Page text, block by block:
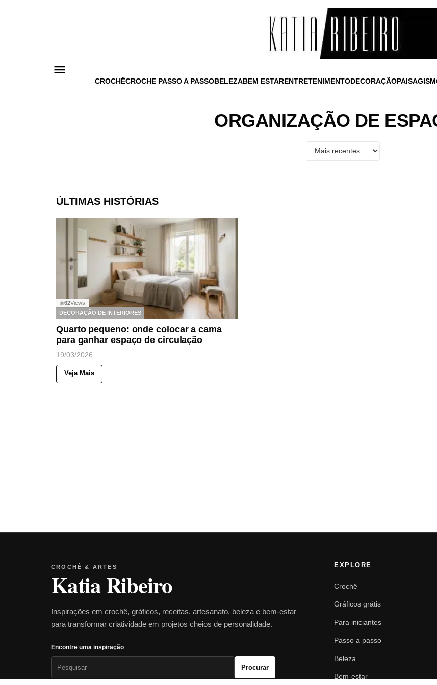
CROCHÊCROCHE PASSO A PASSOBELEZABEM ESTARENTRETENIMENTODECORAÇÃO
ORGANIZAÇÃO DE
ÚLTIMAS HISTÓRIAS
◉62Views
DECORAÇÃO DE INTERIORES
Quarto pequeno: onde colocar a cama
para ganhar espaço de circulação
19/03/2026
Veja Mais
CROCHÊ & ARTES
Katia Ribeiro
Inspirações em crochê, gráficos, receitas, artesanato, beleza e bem-estar
para transformar criatividade em projetos cheios de personalidade.
Encontre uma inspiração
Procurar
EXPLORE
Crochê
Gráficos grátis
Para iniciantes
Passo a passo
Beleza
Bem-estar